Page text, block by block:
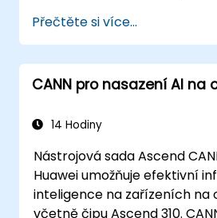
Přečtěte si více...
CANN pro nasazení AI na
14 Hodiny
Nástrojová sada Ascend
Huawei umožňuje efektivní
inteligence na zařízeních na
včetně čipu Ascend 310.